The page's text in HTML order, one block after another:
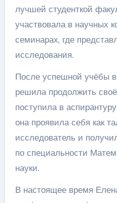
лучшей студенткой
участвовала в научных
семинарах, где
исследования.
После успешной учёбы
решила продолжить
поступила в
она проявила себя как
исследователь и
по специальности
науки.
В настоящее время